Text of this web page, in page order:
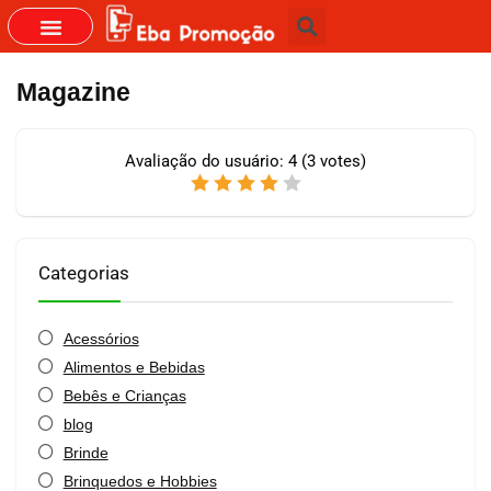
Magazine
Avaliação do usuário: 4 (3 votes)
Categorias
Acessórios
Alimentos e Bebidas
Bebês e Crianças
blog
Brinde
Brinquedos e Hobbies